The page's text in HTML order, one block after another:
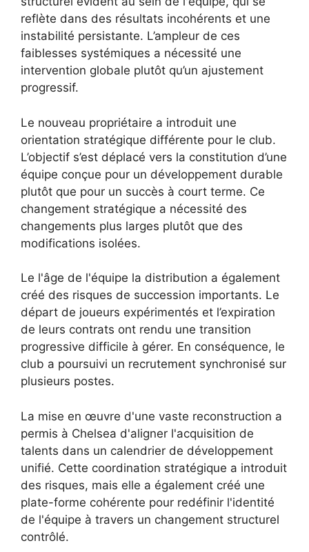
reflète dans des résultats incohérents et une
instabilité persistante. L’ampleur de ces
faiblesses systémiques a nécessité une
intervention globale plutôt qu’un ajustement
progressif.
Le nouveau propriétaire a introduit une
orientation stratégique différente pour le club.
L’objectif s’est déplacé vers la constitution d’une
équipe conçue pour un développement durable
plutôt que pour un succès à court terme. Ce
changement stratégique a nécessité des
changements plus larges plutôt que des
modifications isolées.
Le l'âge de l'équipe la distribution a également
créé des risques de succession importants. Le
départ de joueurs expérimentés et l’expiration
de leurs contrats ont rendu une transition
progressive difficile à gérer. En conséquence, le
club a poursuivi un recrutement synchronisé sur
plusieurs postes.
La mise en œuvre d'une vaste reconstruction a
permis à Chelsea d'aligner l'acquisition de
talents dans un calendrier de développement
unifié. Cette coordination stratégique a introduit
des risques, mais elle a également créé une
plate-forme cohérente pour redéfinir l'identité
de l'équipe à travers un changement structurel
contrôlé.